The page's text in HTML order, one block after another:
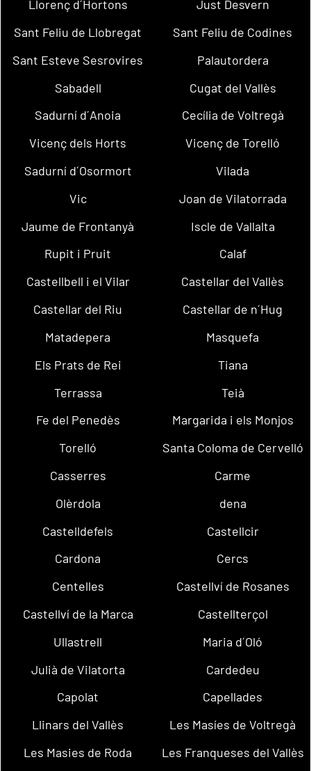
Llorenç d´Hortons
Just Desvern
Sant Feliu de Llobregat
Sant Feliu de Codines
Sant Esteve Sesrovires
Palautordera
Sabadell
Cugat del Vallès
Sadurní d´Anoia
Cecília de Voltregà
Vicenç dels Horts
Vicenç de Torelló
Sadurní d´Osormort
Vilada
Vic
Joan de Vilatorrada
Jaume de Frontanyà
Iscle de Vallalta
Rupit i Pruit
Calaf
Castellbell i el Vilar
Castellar del Vallès
Castellar del Riu
Castellar de n´Hug
Matadepera
Masquefa
Els Prats de Rei
Tiana
Terrassa
Teià
Fe del Penedès
Margarida i els Monjos
Torelló
Santa Coloma de Cervelló
Casserres
Carme
Olèrdola
dena
Castelldefels
Castellcir
Cardona
Cercs
Centelles
Castellví de Rosanes
Castellví de la Marca
Castellterçol
Ullastrell
Maria d´Oló
Julià de Vilatorta
Cardedeu
Capolat
Capellades
Llinars del Vallès
Les Masíes de Voltregà
Les Masies de Roda
Les Franqueses del Vallès